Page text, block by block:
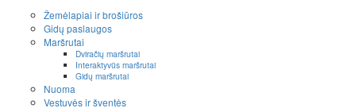
Žemėlapiai ir brošiūros
Gidų paslaugos
Maršrutai
Dviračių maršrutai
Interaktyvūs maršrutai
Gidų maršrutai
Nuoma
Vestuvės ir šventės